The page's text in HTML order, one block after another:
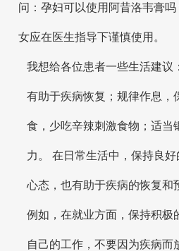
问：孕妇可以使用阿昔洛韦膏
女应在医生指导下谨慎使用。
我想给各位患者一些生活建议
有助于疾病恢复；规律作息，
食，少吃辛辣刺激食物；适当
力。 在日常生活中，保持良
心态，也有助于疾病的恢复和
例如，在就业方面，保持积极
自己的工作，不要因为疾病而